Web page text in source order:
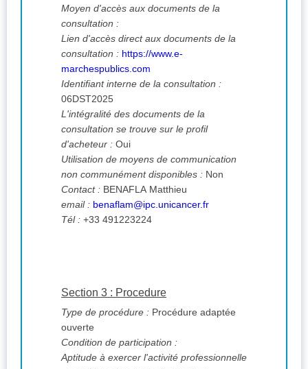
Moyen d'accès aux documents de la
consultation :
Lien d'accès direct aux documents de la
consultation : https://www.e-
marchespublics.com
Identifiant interne de la consultation :
06DST2025
L'intégralité des documents de la
consultation se trouve sur le profil
d'acheteur : Oui
Utilisation de moyens de communication
non communément disponibles : Non
Contact : BENAFLA Matthieu
email : benaflam@ipc.unicancer.fr
Tél : +33 491223224
Section 3 : Procedure
Type de procédure : Procédure adaptée
ouverte
Condition de participation :
Aptitude à exercer l'activité professionnelle